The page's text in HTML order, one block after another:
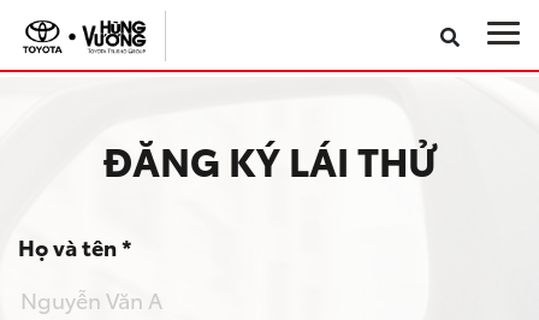
Dịch vụ
Phụ kiện đại lý
Khuyến mãi
ĐĂNG KÝ LÁI THỬ
Họ và tên *